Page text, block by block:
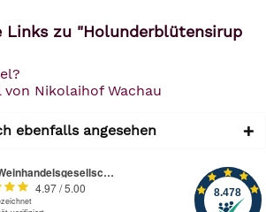
Links zu "Holunderblütensirup
Nikolaihof Wachau
ebenfalls angesehen